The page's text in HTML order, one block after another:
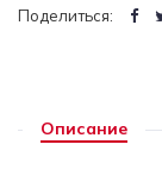
Поделиться:
Описание